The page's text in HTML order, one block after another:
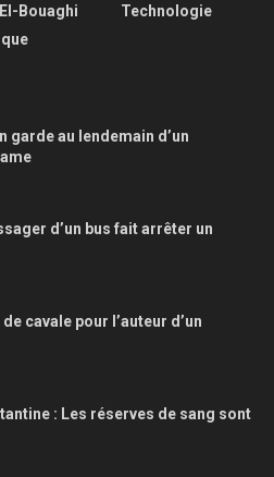
Bouaghi
Technologie
garde au lendemain d’un
d’un bus fait arrêter un
cavale pour l’auteur d’un
: Les réserves de sang sont